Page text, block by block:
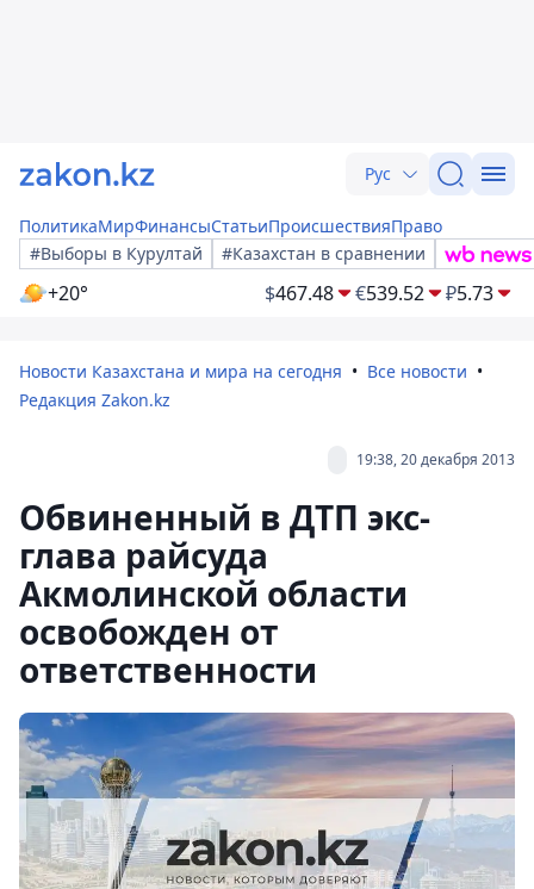
Рус
ПолитикаМирФинансыСтатьиПроисшествияПраво
#Выборы в Курултай
#Казахстан в сравнении
+20° $467.48 €539.52 ₽5.73
Новости Казахстана и мира на сегодня
Все новости
Редакция Zakon.kz
19:38, 20 декабря 2013
Обвиненный в ДТП экс-
глава райсуда
Акмолинской области
освобожден от
ответственности